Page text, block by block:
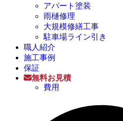
アパート塗装
雨樋修理
大規模修繕工事
駐車場ライン引き
職人紹介
施工事例
保証
無料お見積
費用